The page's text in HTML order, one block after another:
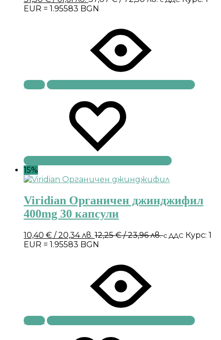
EUR = 1.95583 BGN
Купи
15%
Viridian Органичен джинджифил
400mg 30 капсули
10,40 € / 20,34 лв. 12,25€/ 23,96 лв.с ДДС Курс: 1
EUR = 1.95583 BGN
Купи